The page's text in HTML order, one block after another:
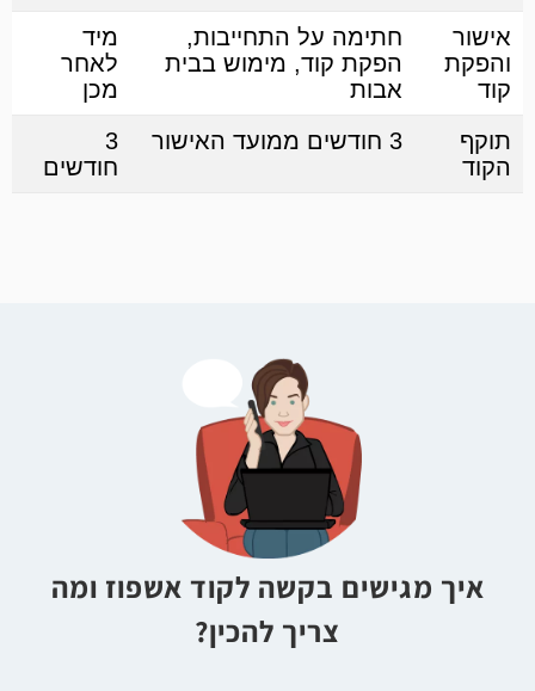
אישור
והפקת
קוד
חתימה על התחייבות,
הפקת קוד, מימוש בבית
אבות
מיד
לאחר
מכן
תוקף
הקוד
3 חודשים ממועד האישור
3
חודשים
איך מגישים בקשה לקוד אשפוז ומה
צריך להכין?